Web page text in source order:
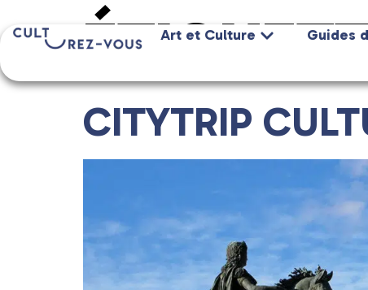
Art et Culture Guides
CITYTRIP